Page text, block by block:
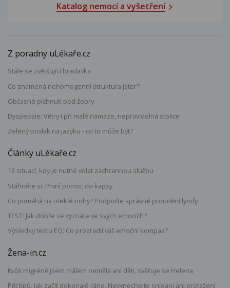
Katalog nemocí a vyšetření
Z poradny uLékaře.cz
Stále se zvětšující bradavka
Co znamená nehomogenní struktura jater?
Občasné píchnutí pod žebry
Dyspepsie: Větry i při malé námaze, nepravidelná stolice
Zelený povlak na jazyku - co to může být?
Články uLékaře.cz
13 situací, kdy je nutné volat záchrannou službu
Stáhněte si: První pomoc do kapsy
Co pomáhá na oteklé nohy? Podpořte správné proudění lymfy
TEST: Jak dobře se vyznáte ve svých emocích?
Výsledky testu EQ: Co prozradil váš emoční kompas?
Žena-in.cz
Kvůli migréně jsem málem neměla ani děti, svěřuje se Helena
Pět tipů, jak začít dokonalé ráno. Nevynechejte snídani ani protažení